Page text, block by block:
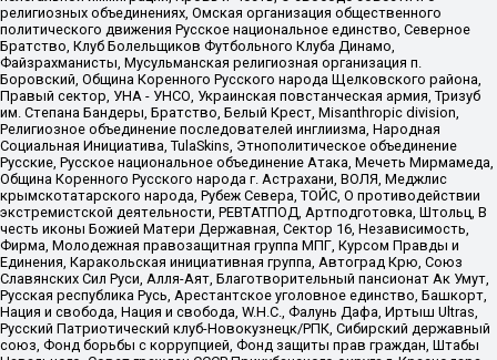
религиозных объединениях, Омская организация общественного
политического движения Русское национальное единство, Северное
Братство, Клуб Болельщиков Футбольного Клуба Динамо,
Файзрахманисты, Мусульманская религиозная организация п.
Боровский, Община Коренного Русского народа Щелковского района,
Правый сектор, УНА - УНСО, Украинская повстанческая армия, Тризуб
им. Степана Бандеры, Братство, Белый Крест, Misanthropic division,
Религиозное объединение последователей инглиизма, Народная
Социальная Инициатива, TulaSkins, Этнополитическое объединение
Русские, Русское национальное объединение Атака, Мечеть Мирмамеда,
Община Коренного Русского народа г. Астрахани, ВОЛЯ, Меджлис
крымскотатарского народа, Рубеж Севера, ТОЙС, О противодействии
экстремистской деятельности, РЕВТАТПОД, Артподготовка, Штольц, В
честь иконы Божией Матери Державная, Сектор 16, Независимость,
Фирма, Молодежная правозащитная группа МПГ, Курсом Правды и
Единения, Каракольская инициативная группа, Автоград Крю, Союз
Славянских Сил Руси, Алля-Аят, Благотворительный пансионат Ак Умут,
Русская республика Русь, Арестантское уголовное единство, Башкорт,
Нация и свобода, Нация и свобода, W.H.С., Фалунь Дафа, Иртыш Ultras,
Русский Патриотический клуб-Новокузнецк/РПК, Сибирский державный
союз, Фонд борьбы с коррупцией, Фонд защиты прав граждан, Штабы